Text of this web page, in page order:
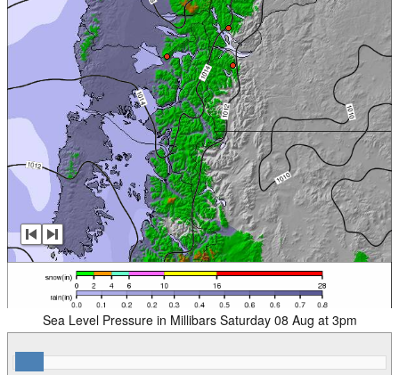
Sea Level Pressure in Millibars Saturday 08 Aug at 3pm